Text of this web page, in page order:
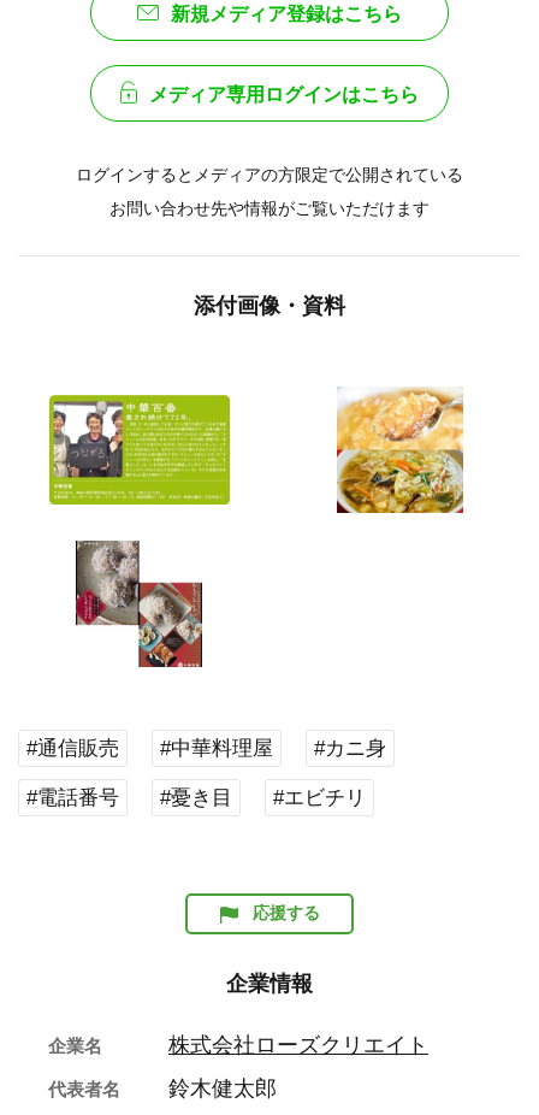
新規メディア登録はこちら
メディア専用ログインはこちら
ログインするとメディアの方限定で公開されている
お問い合わせ先や情報がご覧いただけます
添付画像・資料
#通信販売 #中華料理屋 #カニ身
#電話番号 #憂き目 #エビチリ
応援する
企業情報
企業名 株式会社ローズクリエイト
代表者名 鈴木健太郎